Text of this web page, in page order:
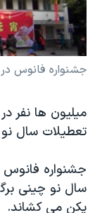
فرهنگ و زندگی
حقوق شهروندی
اقتصادی
اسرائیل در جنگ
گالری عکس
آرشیو پخش زنده
مستندها
انتخابات ریاست
حمله جمهوری
ورزش زنان در
اعتراضات زن،
مجموعه
تریبونال مردمی
دنبال کنید
زبانهای
جشنواره فانوس
ميليون ها نفر
تعطيلات سال نو
جشنواره فانوس
سال نو چينی
پکن می کشاند.